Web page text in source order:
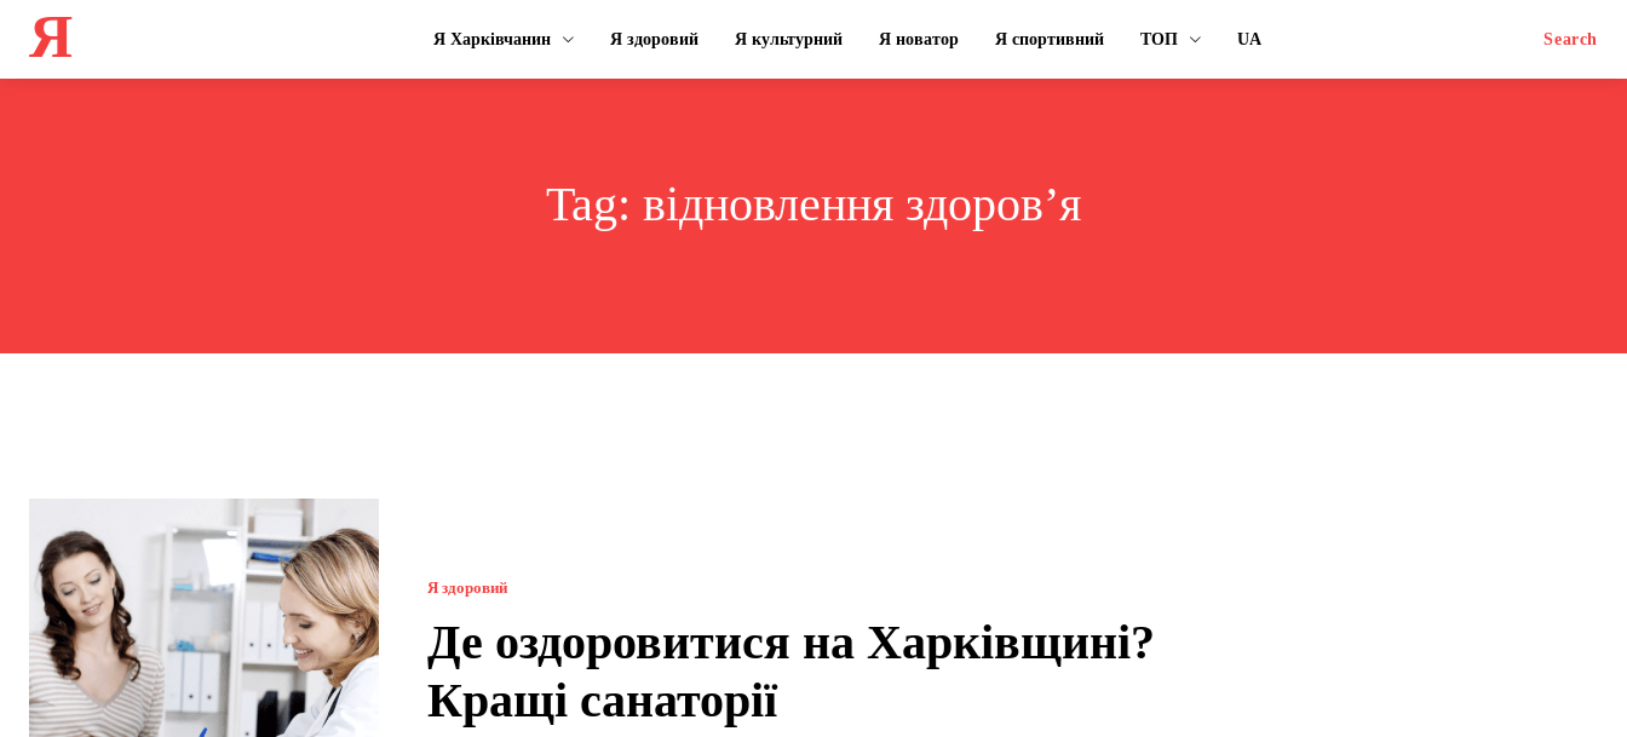
Я Я Харківчанин Я здоровий Я культурний Я новатор Я спортивний ТОП UA Search
Tag: відновлення здоров’я
Я здоровий
Де оздоровитися на Харківщині?
Кращі санаторії